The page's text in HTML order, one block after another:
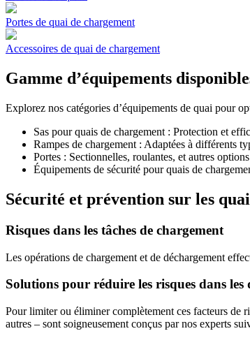
Portes de quai de chargement
Accessoires de quai de chargement
Gamme d’équipements
Explorez nos catégories d’équipements de quai pour
Sas pour quais de chargement : Protection et
Rampes de chargement : Adaptées à différents
Portes : Sectionnelles, roulantes, et autres options
Équipements de sécurité pour quais de
Sécurité et prévention sur les
Risques dans les tâches de chargement
Les opérations de chargement et de déchargement
Solutions pour réduire les risques dans les
Pourlimiter ou éliminer complètement ces facteurs de
autres – sont soigneusement conçus par nos experts